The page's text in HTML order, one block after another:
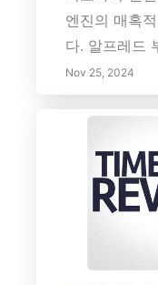
엔진의 매혹
다. 알프레드
늘날 일상적
이르기까지.
를 활용하여
력 성능을 향
상된 연료 경
한 터보차저
고, 터보 레
살펴봅니다.
기 자동차의
Nov 25, 2024